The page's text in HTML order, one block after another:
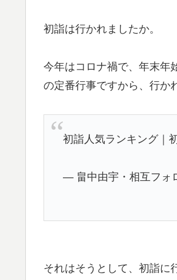
初詣は行かれましたか。
今年はコロナ禍で、年末年
の定番行事ですから、行か
初詣人気ランキング｜
— 畠中由宇・相互フォ
それはそうとして、初詣に